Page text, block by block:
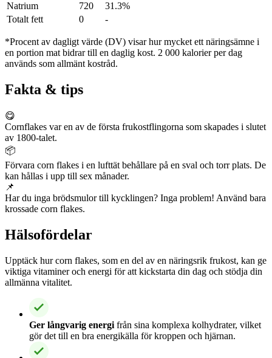
Natrium
720
31.3%
Totalt fett
0 -
*Procent av dagligt värde (DV) visar hur mycket ett näringsämne i
en portion mat bidrar till en daglig kost. 2 000 kalorier per dag
används som allmänt kostråd.
Fakta & tips
😋
Cornflakes var en av de första frukostflingorna som skapades i slutet
av 1800-talet.
📦
Förvara corn flakes i en lufttät behållare på en sval och torr plats. De
kan hållas i upp till sex månader.
📌
Har du inga brödsmulor till kycklingen? Inga problem! Använd bara
krossade corn flakes.
Hälsofördelar
Upptäck hur corn flakes, som en del av en näringsrik frukost, kan ge
viktiga vitaminer och energi för att kickstarta din dag och stödja din
allmänna vitalitet.
Ger långvarig energi från sina komplexa kolhydrater, vilket
gör det till en bra energikälla för kroppen och hjärnan.